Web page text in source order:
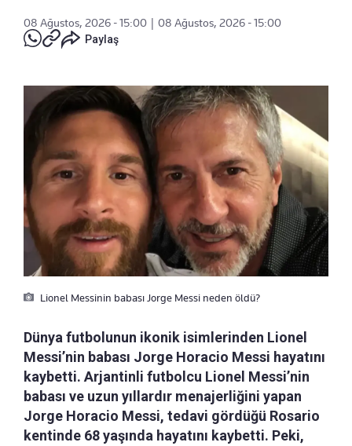
08 Ağustos, 2026 - 15:00
08 Ağustos, 2026 - 15:00
Paylaş
Lionel Messinin babası Jorge Messi neden öldü?
Dünya futbolunun ikonik isimlerinden Lionel
Messi’nin babası Jorge Horacio Messi hayatını
kaybetti. Arjantinli futbolcu Lionel Messi’nin
babası ve uzun yıllardır menajerliğini yapan
Jorge Horacio Messi, tedavi gördüğü Rosario
kentinde 68 yaşında hayatını kaybetti. Peki,